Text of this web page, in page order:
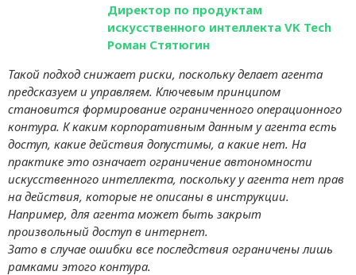
Директор по продуктам
искусственного интеллекта VK Tech
Роман Стятюгин
Такой подход снижает риски, поскольку делает агента
предсказуем и управляем. Ключевым принципом
становится формирование ограниченного операционного
контура. К каким корпоративным данным у агента есть
доступ, какие действия допустимы, а какие нет. На
практике это означает ограничение автономности
искусственного интеллекта, поскольку у агента нет прав
на действия, которые не описаны в инструкции.
Например, для агента может быть закрыт
произвольный доступ в интернет.
Зато в случае ошибки все последствия ограничены лишь
рамками этого контура.